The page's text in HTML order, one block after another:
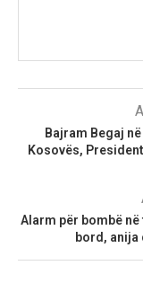
Bajram Begaj
Kosovës,
Alarm për bombë
bord, anija